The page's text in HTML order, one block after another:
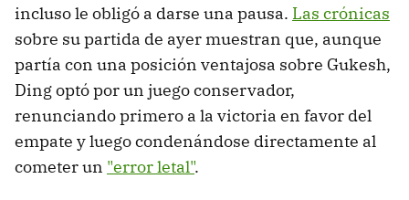
incluso le obligó a darse una pausa. Las crónicas
sobre su partida de ayer muestran que, aunque
partía con una posición ventajosa sobre Gukesh,
Ding optó por un juego conservador,
renunciando primero a la victoria en favor del
empate y luego condenándose directamente al
cometer un "error letal".